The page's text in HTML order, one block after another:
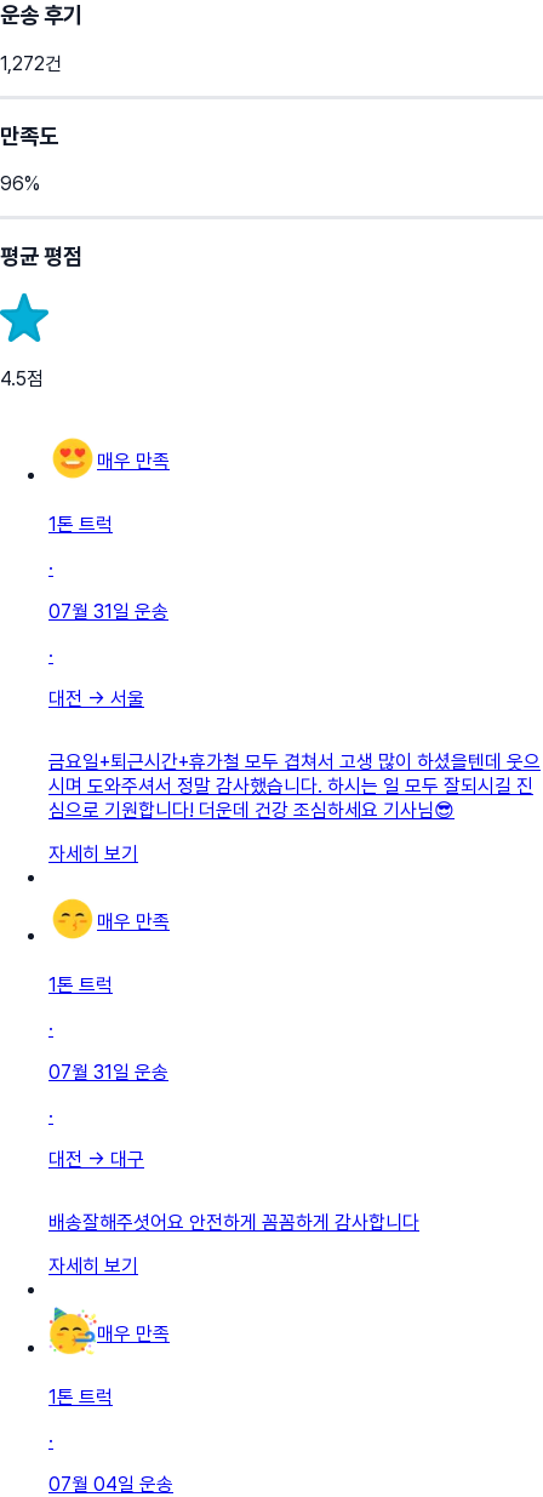
운송 후기
1,272건
만족도
96%
평균 평점
4.5점
매우 만족
1톤 트럭
·
07월 31일 운송
·
대전 → 서울
금요일+퇴근시간+휴가철 모두 겹쳐서 고생 많이 하셨을텐데 웃으
시며 도와주셔서 정말 감사했습니다. 하시는 일 모두 잘되시길 진
심으로 기원합니다! 더운데 건강 조심하세요 기사님😎
자세히 보기
매우 만족
1톤 트럭
·
07월 31일 운송
·
대전 → 대구
배송잘해주셧어요 안전하게 꼼꼼하게 감사합니다
자세히 보기
매우 만족
1톤 트럭
·
07월 04일 운송